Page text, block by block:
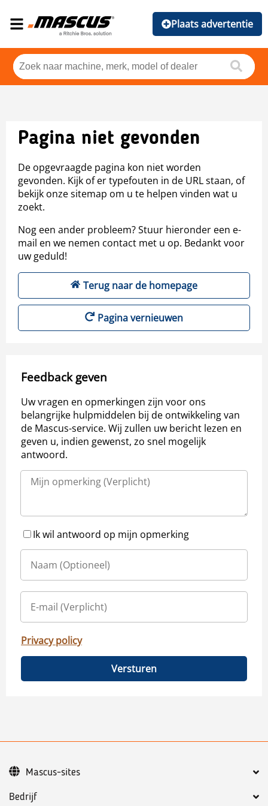
Plaats advertentie
Pagina niet gevonden
De opgevraagde pagina kon niet worden
gevonden. Kijk of er typefouten in de URL staan, of
bekijk onze sitemap om u te helpen vinden wat u
zoekt.
Nog een ander probleem? Stuur hieronder een e-
mail en we nemen contact met u op. Bedankt voor
uw geduld!
Terug naar de homepage
Pagina vernieuwen
Feedback geven
Uw vragen en opmerkingen zijn voor ons
belangrijke hulpmiddelen bij de ontwikkeling van
de Mascus-service. Wij zullen uw bericht lezen en
geven u, indien gewenst, zo snel mogelijk
antwoord.
Ik wil antwoord op mijn opmerking
Privacy policy
Versturen
Bedrijf
Mascus-sites